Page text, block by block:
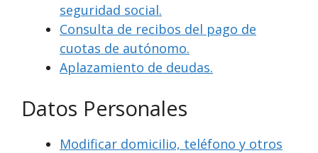
seguridad social.
Consulta de recibos del pago de
cuotas de autónomo.
Aplazamiento de deudas.
Datos Personales
Modificar domicilio, teléfono y otros